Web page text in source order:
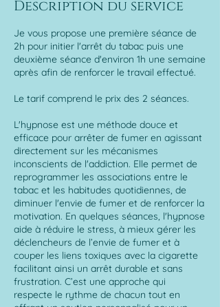
Description du service
Je vous propose une première séance de
2h pour initier l'arrêt du tabac puis une
deuxième séance d'environ 1h une semaine
après afin de renforcer le travail effectué.
Le tarif comprend le prix des 2 séances.
L'hypnose est une méthode douce et
efficace pour arrêter de fumer en agissant
directement sur les mécanismes
inconscients de l'addiction. Elle permet de
reprogrammer les associations entre le
tabac et les habitudes quotidiennes, de
diminuer l'envie de fumer et de renforcer la
motivation. En quelques séances, l'hypnose
aide à réduire le stress, à mieux gérer les
déclencheurs de l’envie de fumer et à
couper les liens toxiques avec la cigarette
facilitant ainsi un arrêt durable et sans
frustration. C’est une approche qui
respecte le rythme de chacun tout en